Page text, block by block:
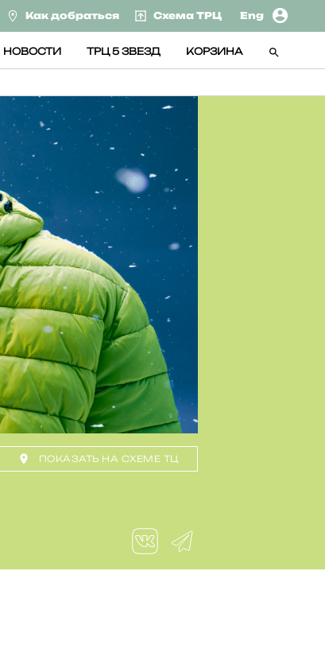
Как добраться Схема ТРЦ Eng
НОВОСТИ ТРЦ 5 ЗВЕЗД КОРЗИНА
ПОКАЗАТЬ НА СХЕМЕ ТЦ